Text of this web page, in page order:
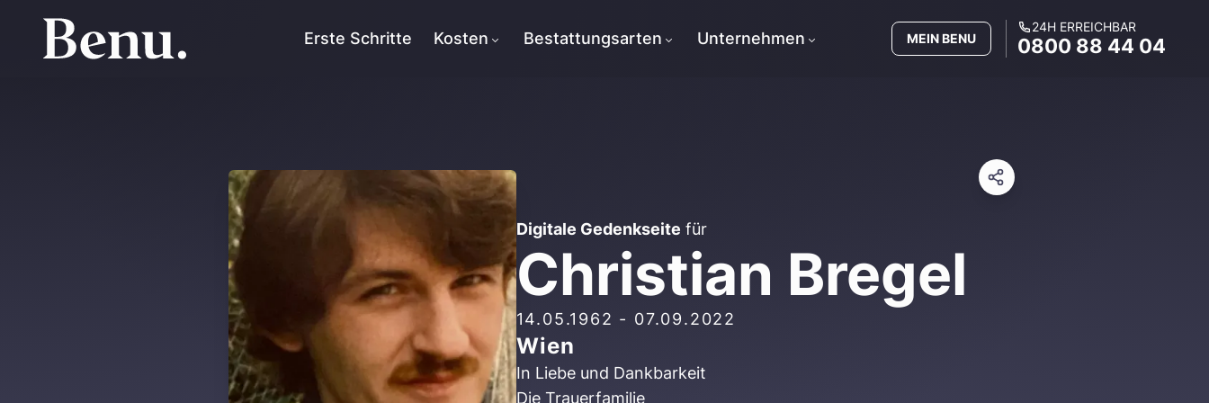
Erste Schritte Kosten Bestattungsarten Unternehmen MEIN BENU
24H ERREICHBAR
0800 88 44 04
Digitale Gedenkseite für
Christian Bregel
14.05.1962 - 07.09.2022
Wien
In Liebe und Dankbarkeit
Die Trauerfamilie